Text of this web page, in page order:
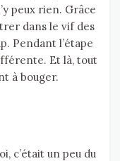
peux rien. Grâce
dans le vif des
Pendant l’étape
Et là, tout
à bouger.
c’était un peu du